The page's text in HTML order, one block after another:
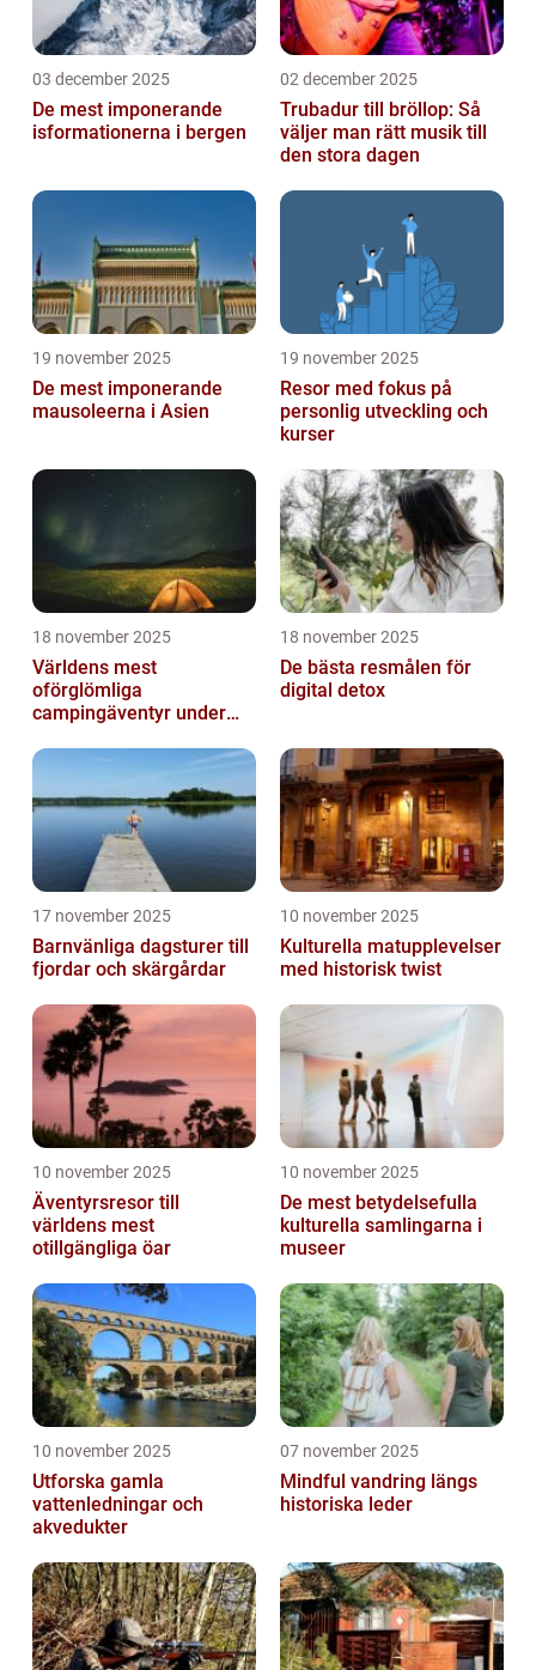
03 december 2025
De mest imponerande
isformationerna i bergen
02 december 2025
Trubadur till bröllop: Så
väljer man rätt musik till
den stora dagen
19 november 2025
De mest imponerande
mausoleerna i Asien
19 november 2025
Resor med fokus på
personlig utveckling och
kurser
18 november 2025
Världens mest
oförglömliga
campingäventyr under
18 november 2025
De bästa resmålen för
digital detox
17 november 2025
Barnvänliga dagsturer till
fjordar och skärgårdar
10 november 2025
Kulturella matupplevelser
med historisk twist
10 november 2025
Äventyrsresor till
världens mest
otillgängliga öar
10 november 2025
De mest betydelsefulla
kulturella samlingarna i
museer
10 november 2025
Utforska gamla
vattenledningar och
akvedukter
07 november 2025
Mindful vandring längs
historiska leder